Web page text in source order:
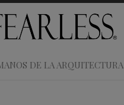
DE LA ARQUITECTURA